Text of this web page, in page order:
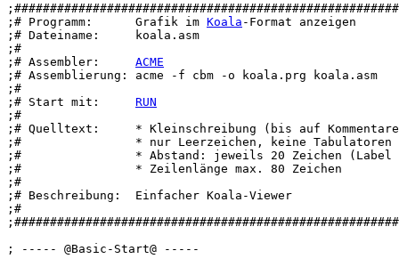
;# Programm:      Grafik im Koala -Format anzeigen
;# Dateiname:     koala.asm
;#
;# Assembler: ACME
;# Assemblierung: acme -f cbm -o koala.prg koala.asm
;#
;# Start mit: RUN
;#
;# Quelltext:     * Kleinschreibung (bis auf
;#                * nur Leerzeichen, keine Tabulatoren
;#                * Abstand: jeweils 20 Zeichen (Label --
;#                * Zeilenlänge max. 80 Zeichen
;#
;# Beschreibung:  Einfacher Koala-Viewer
;#
; ----- @Basic-Start@ -----